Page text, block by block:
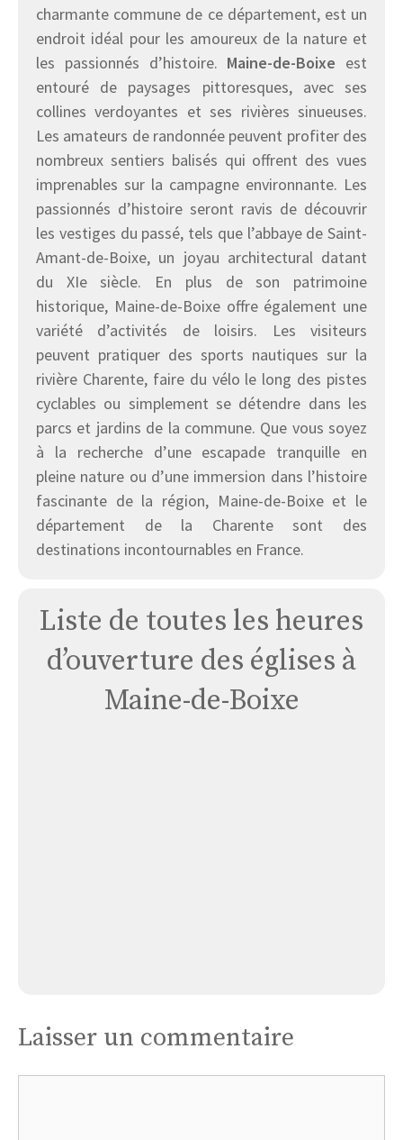
charmante commune de ce département, est un
endroit idéal pour les amoureux de la nature et
les passionnés d’histoire. Maine-de-Boixe est
entouré de paysages pittoresques, avec ses
collines verdoyantes et ses rivières sinueuses.
Les amateurs de randonnée peuvent profiter des
nombreux sentiers balisés qui offrent des vues
imprenables sur la campagne environnante. Les
passionnés d’histoire seront ravis de découvrir
les vestiges du passé, tels que l’abbaye de Saint-
Amant-de-Boixe, un joyau architectural datant
du XIe siècle. En plus de son patrimoine
historique, Maine-de-Boixe offre également une
variété d’activités de loisirs. Les visiteurs
peuvent pratiquer des sports nautiques sur la
rivière Charente, faire du vélo le long des pistes
cyclables ou simplement se détendre dans les
parcs et jardins de la commune. Que vous soyez
à la recherche d’une escapade tranquille en
pleine nature ou d’une immersion dans l’histoire
fascinante de la région, Maine-de-Boixe et le
département de la Charente sont des
destinations incontournables en France.
Liste de toutes les heures
d’ouverture des églises à
Maine-de-Boixe
Laisser un commentaire